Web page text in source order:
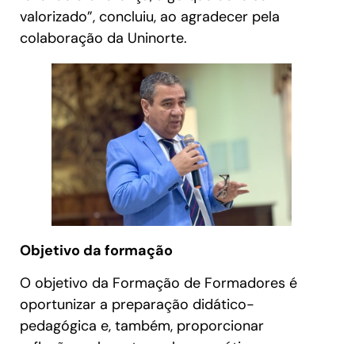
valorizado”, concluiu, ao agradecer pela
colaboração da Uninorte.
Objetivo da formação
O objetivo da Formação de Formadores é
oportunizar a preparação didático-
pedagógica e, também, proporcionar